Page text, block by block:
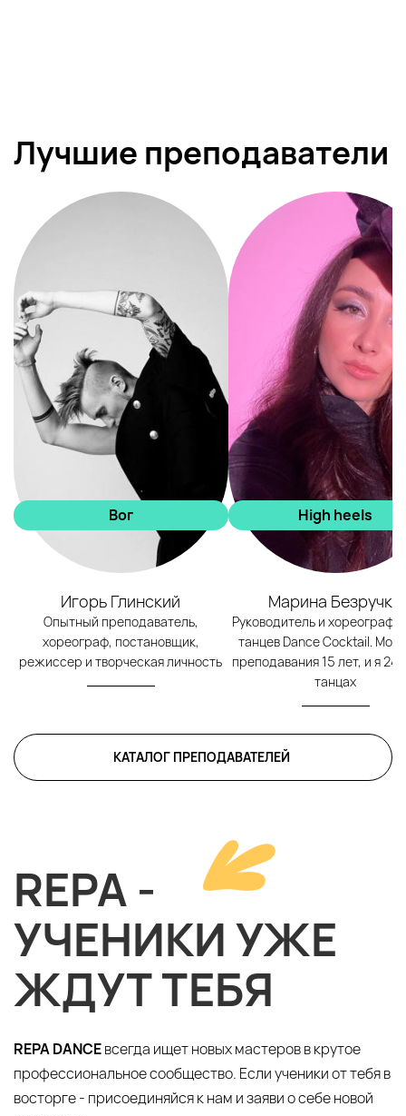
Лучшие преподаватели
Вог
Игорь Глинский
Опытный преподаватель,
хореограф, постановщик,
режиссер и творческая личность
High heels
Марина Безручко
Руководитель и хореограф
танцев Dance Cocktail. Мой
преподавания 15 лет, и я 24
танцах
КАТАЛОГ ПРЕПОДАВАТЕЛЕЙ
REPA -
УЧЕНИКИ УЖЕ
ЖДУТ ТЕБЯ
REPA DANCEвсегда ищет новых мастеров в крутое
профессиональное сообщество. Если ученики от тебя в
восторге - присоединяйся к нам и заяви о себе новой